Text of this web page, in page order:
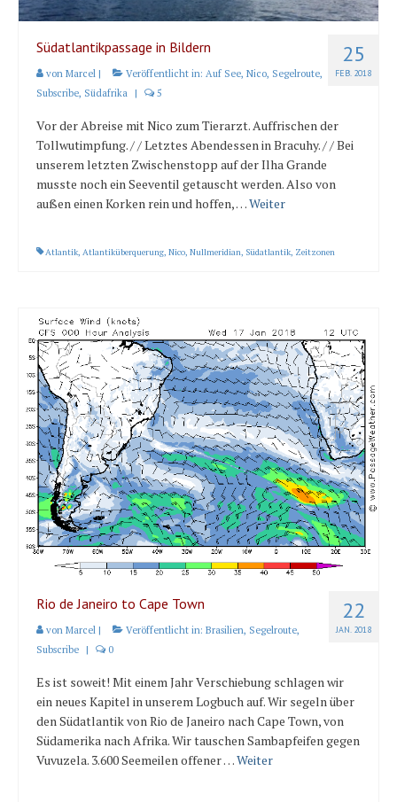
25
FEB. 2018
Südatlantikpassage in Bildern
von Marcel | Veröffentlicht in: Auf See, Nico, Segelroute,
Subscribe, Südafrika | 5
Vor der Abreise mit Nico zum Tierarzt. Auffrischen der
Tollwutimpfung. / / Letztes Abendessen in Bracuhy. / / Bei
unserem letzten Zwischenstopp auf der Ilha Grande
musste noch ein Seeventil getauscht werden. Also von
außen einen Korken rein und hoffen, …Weiter
Atlantik, Atlantiküberquerung, Nico, Nullmeridian, Südatlantik, Zeitzonen
22
JAN. 2018
Rio de Janeiro to Cape Town
von Marcel | Veröffentlicht in: Brasilien, Segelroute,
Subscribe
| 0
Es ist soweit! Mit einem Jahr Verschiebung schlagen wir
ein neues Kapitel in unserem Logbuch auf. Wir segeln über
den Südatlantik von Rio de Janeiro nach Cape Town, von
Südamerika nach Afrika. Wir tauschen Sambapfeifen gegen
Vuvuzela. 3.600 Seemeilen offener …Weiter